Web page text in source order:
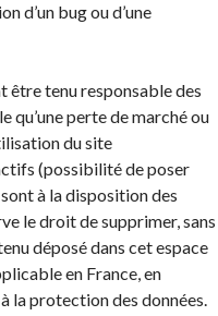
d’un bug ou d’une
être tenu responsable des
qu’une perte de marché ou
du site
(possibilité de poser
à la disposition des
le droit de supprimer, sans
déposé dans cet espace
en France, en
la protection des données.